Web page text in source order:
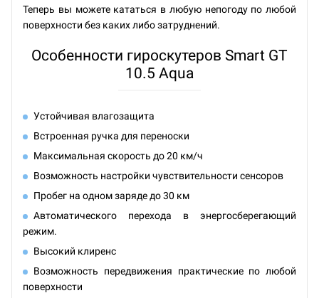
Теперь вы можете кататься в любую непогоду по любой
поверхности без каких либо затруднений.
Особенности гироскутеров Smart GT
10.5 Aqua
Устойчивая влагозащита
Встроенная ручка для переноски
Максимальная скорость до 20 км/ч
Возможность настройки чувствительности сенсоров
Пробег на одном заряде до 30 км
Автоматического перехода в энергосберегающий
режим.
Высокий клиренс
Возможность передвижения практические по любой
поверхности